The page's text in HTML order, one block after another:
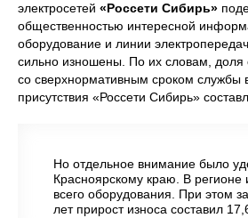
электросетей «Россети Сибирь»
общественностью интересной
оборудование и линии
сильно изношены. По их словам,
со сверхнормативным сроком службы
присутствия «Россети Сибирь»
Но отдельное внимание было
Красноярскому краю. В регионе
всего оборудования. При этом
лет прирост износа составил